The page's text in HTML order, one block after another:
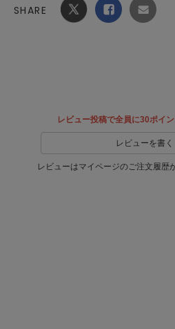
SHARE
レビュー投稿で全員に30ポイン
レビューを書く
レビューはマイページのご注文履歴